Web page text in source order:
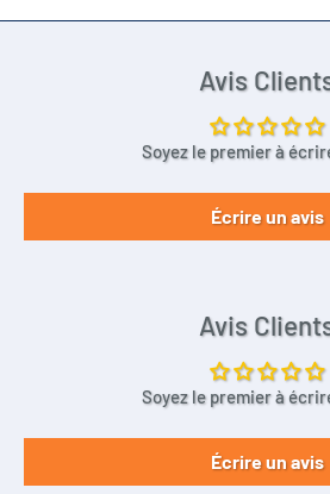
Avis
Soyez le premier à
Écrire un avis
Avis
Soyez le premier à
Écrire un avis